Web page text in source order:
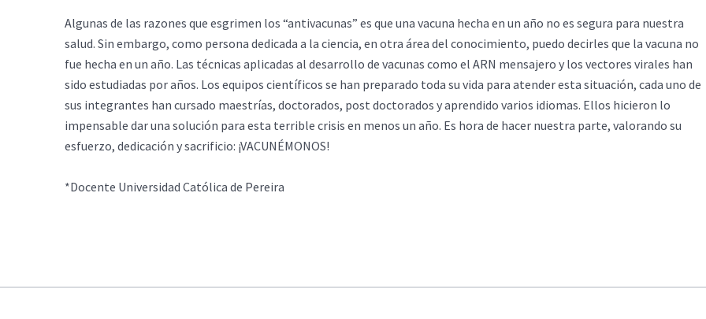
Algunas de las razones que esgrimen los “antivacunas” es que una vacuna hecha en un año no es segura para nuestra
salud. Sin embargo, como persona dedicada a la ciencia, en otra área del conocimiento, puedo decirles que la vacuna no
fue hecha en un año. Las técnicas aplicadas al desarrollo de vacunas como el ARN mensajero y los vectores virales han
sido estudiadas por años. Los equipos científicos se han preparado toda su vida para atender esta situación, cada uno de
sus integrantes han cursado maestrías, doctorados, post doctorados y aprendido varios idiomas. Ellos hicieron lo
impensable dar una solución para esta terrible crisis en menos un año. Es hora de hacer nuestra parte, valorando su
esfuerzo, dedicación y sacrificio: ¡VACUNÉMONOS!
*Docente Universidad Católica de Pereira